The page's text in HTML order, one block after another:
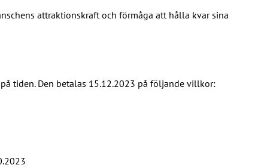
attraktionskraft och förmåga att hålla kvar sina
tiden. Den betalas 15.12.2023 på följande villkor: